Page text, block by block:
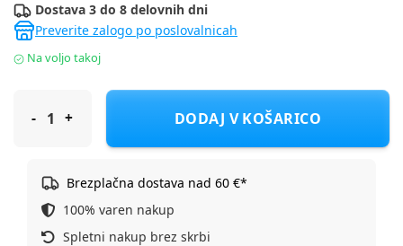
Dostava 3 do 8 delovnih dni
Preverite zalogo po poslovalnicah
Na voljo takoj
Lego® Duplo Disney™ 10463 Dinozaver Spidey-Rex proti
DODAJ V KOŠARICO
Brezplačna dostava nad 60 €*
100% varen nakup
Spletni nakup brez skrbi